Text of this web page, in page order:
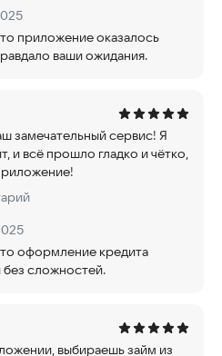
приложение оказалось
ваши ожидания.
замечательный сервис! Я
и всё прошло гладко и чётко,
оформление кредита
сложностей.
выбираешь займ из